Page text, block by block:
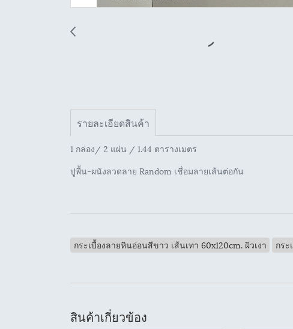
รายละเอียดสินค้า
1 กล่อง/ 2 แผ่น / 1.44 ตารางเมตร
ปูพื้น-ผนังลวดลาย Random เชื่อมลายเส้นต่อกัน
กระเบื้องลายหินอ่อนสีขาว เส้นเทา 60x120cm. ผิวเงา กระ
สินค้าเกี่ยวข้อง